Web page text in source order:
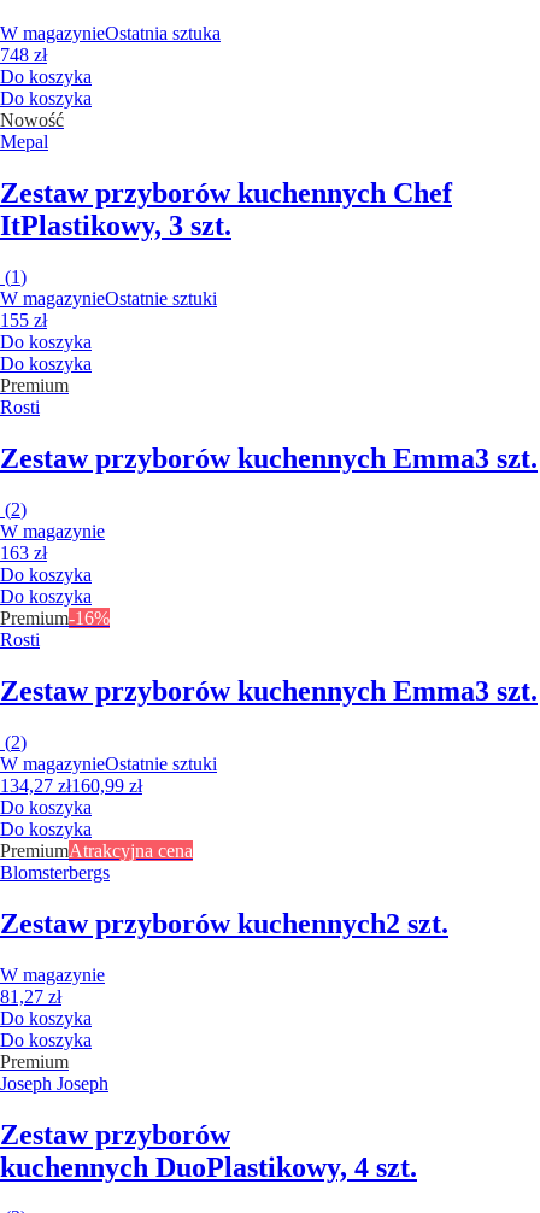
W magazynieOstatnia sztuka
748 zł
Do koszyka
Do koszyka
Nowość
Mepal
Zestaw przyborów kuchennych Chef
ItPlastikowy, 3 szt.
(1)
W magazynieOstatnie sztuki
155 zł
Do koszyka
Do koszyka
Premium
Rosti
Zestaw przyborów kuchennych Emma3 szt.
(2)
W magazynie
163 zł
Do koszyka
Do koszyka
Premium-16%
Rosti
Zestaw przyborów kuchennych Emma3 szt.
(2)
W magazynieOstatnie sztuki
134,27 zł160,99 zł
Do koszyka
Do koszyka
PremiumAtrakcyjna cena
Blomsterbergs
Zestaw przyborów kuchennych2 szt.
W magazynie
81,27 zł
Do koszyka
Do koszyka
Premium
Joseph Joseph
Zestaw przyborów
kuchennych DuoPlastikowy, 4 szt.